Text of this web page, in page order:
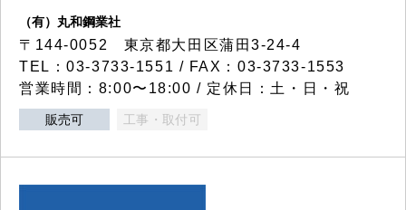
（有）丸和鋼業社
〒144-0052 東京都大田区蒲田3-24-4
TEL：03-3733-1551 / FAX：03-3733-1553
営業時間：8:00〜18:00 / 定休日：土・日・祝
販売可 工事・取付可